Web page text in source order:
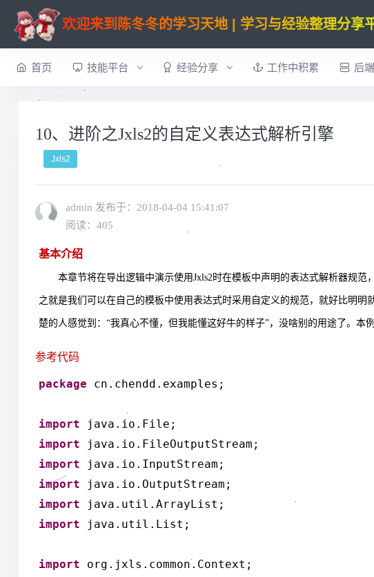
欢迎来到陈冬冬的学习天地 | 学习与经验整理分享
首页 技能平台 经验分享 工作中积累 后
10、进阶之Jxls2的自定义表达式解析引擎
Jxls2
admin 发布于： 2018-04-04 15:41:07
阅读：405
基本介绍
本章节将在导出逻辑中演示使用Jxls2时在模板中声明的表达式解析器规范
之就是我们可以在自己的模板中使用表达式时采用自定义的规范，就好比明
楚的人感觉到：“我真心不懂，但我能懂这好牛的样子”，没啥别的用途了。本
参考代码
package cn.chendd.examples;
import java.io.File;
import java.io.FileOutputStream;
import java.io.InputStream;
import java.io.OutputStream;
import java.util.ArrayList;
import java.util.List;
import org.jxls.common.Context;